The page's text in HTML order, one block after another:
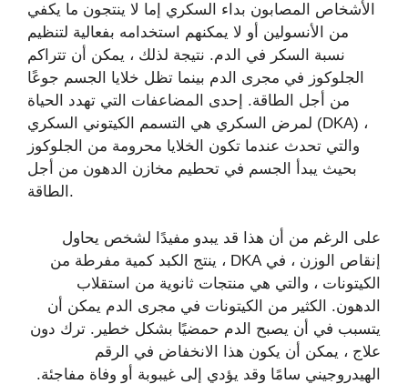
الأشخاص المصابون بداء السكري إما لا ينتجون ما يكفي
من الأنسولين أو لا يمكنهم استخدامه بفعالية لتنظيم
نسبة السكر في الدم. نتيجة لذلك ، يمكن أن تتراكم
الجلوكوز في مجرى الدم بينما تظل خلايا الجسم جوعًا
من أجل الطاقة. إحدى المضاعفات التي تهدد الحياة
لمرض السكري هي التسمم الكيتوني السكري (DKA) ،
والتي تحدث عندما تكون الخلايا محرومة من الجلوكوز
بحيث يبدأ الجسم في تحطيم مخازن الدهون من أجل
الطاقة.
على الرغم من أن هذا قد يبدو مفيدًا لشخص يحاول
إنقاص الوزن ، في DKA ، ينتج الكبد كمية مفرطة من
الكيتونات ، والتي هي منتجات ثانوية من استقلاب
الدهون. الكثير من الكيتونات في مجرى الدم يمكن أن
يتسبب في أن يصبح الدم حمضيًا بشكل خطير. ترك دون
علاج ، يمكن أن يكون هذا الانخفاض في الرقم
الهيدروجيني سامًا وقد يؤدي إلى غيبوبة أو وفاة مفاجئة.